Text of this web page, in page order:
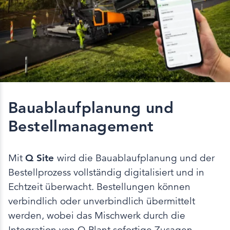
Bauablaufplanung und
Bestellmanagement
Mit Q Site wird die Bauablaufplanung und der
Bestellprozess vollständig digitalisiert und in
Echtzeit überwacht. Bestellungen können
verbindlich oder unverbindlich übermittelt
werden, wobei das Mischwerk durch die